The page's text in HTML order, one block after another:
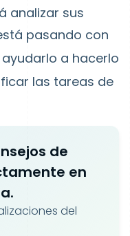
analizar sus
pasando con
a hacerlo
las tareas de
de
en
del